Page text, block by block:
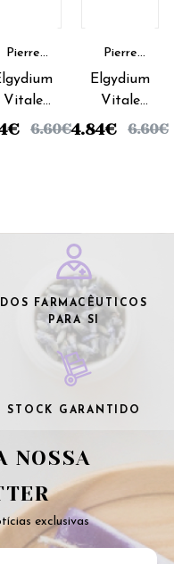
Pierre
Fabre
Vitale
Escova
€ 6.60€
Pierre
Fabre
Elgydium
Vitale
Escova
4.84€ 6.60€
DOS FARMACÊUTICOS
PARA SI
STOCK GARANTIDO
NOSSA
exclusivas